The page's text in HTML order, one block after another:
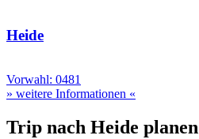
Heide
Vorwahl: 0481
» weitere Informationen «
Trip nach Heide planen